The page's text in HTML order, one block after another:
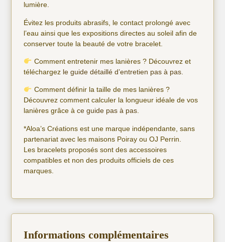
lumière.
Évitez les produits abrasifs, le contact prolongé avec
l’eau ainsi que les expositions directes au soleil afin de
conserver toute la beauté de votre bracelet.
Comment entretenir mes lanières ? Découvrez et
téléchargez le guide détaillé d’entretien pas à pas.
Comment définir la taille de mes lanières ?
Découvrez comment calculer la longueur idéale de vos
lanières grâce àce guide pas à pas.
*Aloa’s Créations est une marque indépendante, sans
partenariat avec les maisons Poiray ou OJ Perrin.
Les bracelets proposés sont des accessoires
compatibles et non des produits officiels de ces
marques.
Informations complémentaires